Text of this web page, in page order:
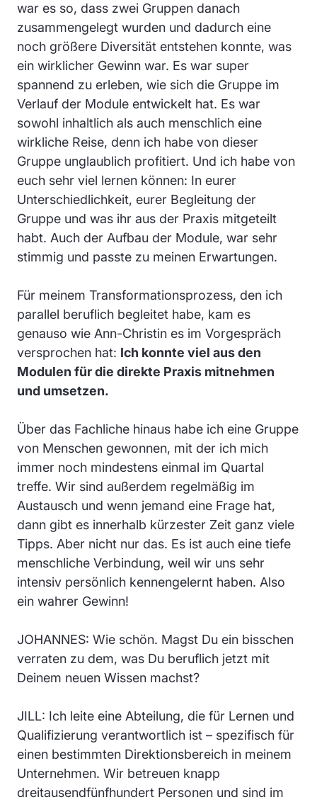
war es so, dass zwei Gruppen danach
zusammengelegt wurden und dadurch eine
noch größere Diversität entstehen konnte, was
ein wirklicher Gewinn war. Es war super
spannend zu erleben, wie sich die Gruppe im
Verlauf der Module entwickelt hat. Es war
sowohl inhaltlich als auch menschlich eine
wirkliche Reise, denn ich habe von dieser
Gruppe unglaublich profitiert. Und ich habe von
euch sehr viel lernen können: In eurer
Unterschiedlichkeit, eurer Begleitung der
Gruppe und was ihr aus der Praxis mitgeteilt
habt. Auch der Aufbau der Module, war sehr
stimmig und passte zu meinen Erwartungen.
Für meinem Transformationsprozess, den ich
parallel beruflich begleitet habe, kam es
genauso wie Ann-Christin es im Vorgespräch
versprochen hat: Ich konnte viel aus den
Modulen für die direkte Praxis mitnehmen
und umsetzen.
Über das Fachliche hinaus habe ich eine Gruppe
von Menschen gewonnen, mit der ich mich
immer noch mindestens einmal im Quartal
treffe. Wir sind außerdem regelmäßig im
Austausch und wenn jemand eine Frage hat,
dann gibt es innerhalb kürzester Zeit ganz viele
Tipps. Aber nicht nur das. Es ist auch eine tiefe
menschliche Verbindung, weil wir uns sehr
intensiv persönlich kennengelernt haben. Also
ein wahrer Gewinn!
JOHANNES: Wie schön. Magst Du ein bisschen
verraten zu dem, was Du beruflich jetzt mit
Deinem neuen Wissen machst?
JILL: Ich leite eine Abteilung, die für Lernen und
Qualifizierung verantwortlich ist – spezifisch für
einen bestimmten Direktionsbereich in meinem
Unternehmen. Wir betreuen knapp
dreitausendfünfhundert Personen und sind im